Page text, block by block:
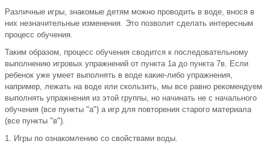
Различные игры, знакомые детям можно проводить в воде, внося в
них незначительные изменения. Это позволит сделать интересным
процесс обучения.
Таким образом, процесс обучения сводится к последовательному
выполнению игровых упражнений от пункта 1а до пункта 7в. Если
ребенок уже умеет выполнять в воде какие-либо упражнения,
например, лежать на воде или скользить, мы все равно рекомендуем
выполнять упражнения из этой группы, но начинать не с начального
обучения (все пункты "а") а игр для повторения старого материала
(все пункты "в").
1. Игры по ознакомлению со свойствами воды.